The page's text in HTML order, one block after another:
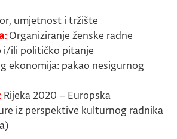
umjetnost i tržište
Organiziranje ženske radne
i/ili političko pitanje
ekonomija: pakao nesigurnog
Rijeka 2020 – Europska
iz perspektive kulturnog radnika